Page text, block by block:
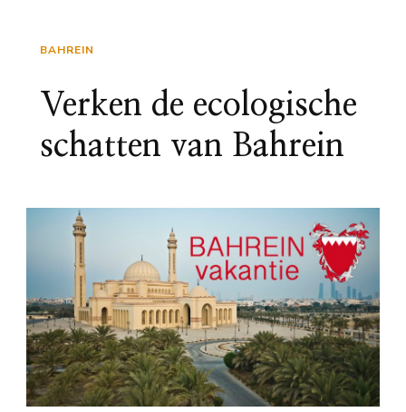
BAHREIN
Verken de ecologische
schatten van Bahrein